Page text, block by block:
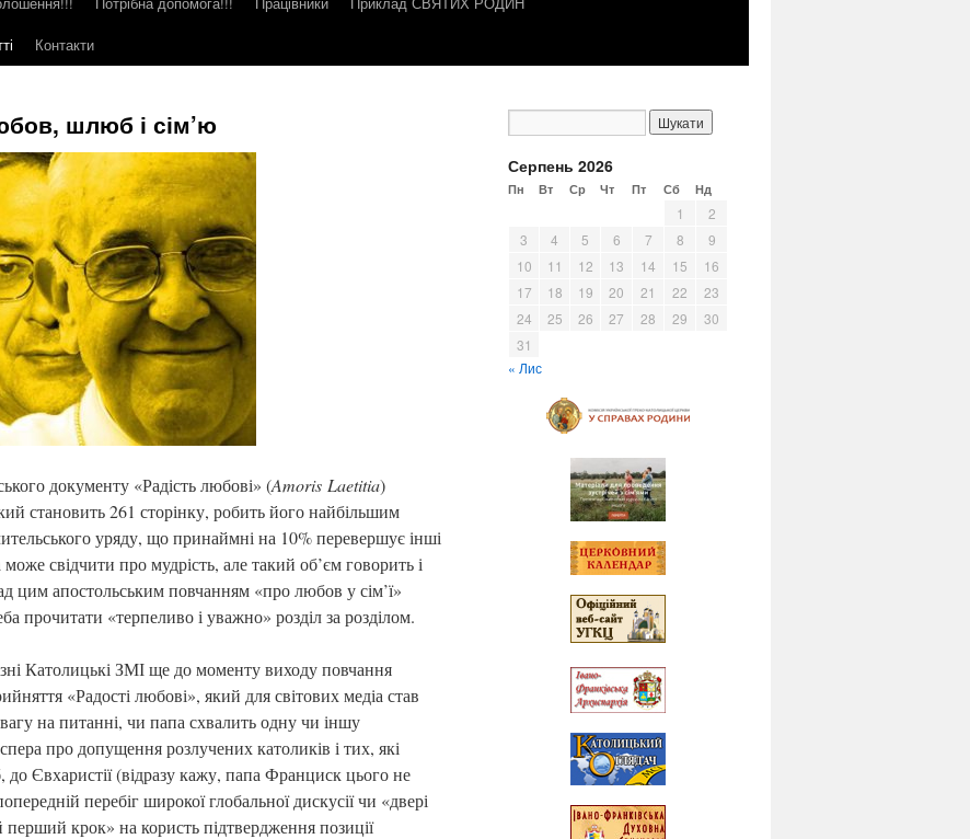
Контакти
шлюб і сім’ю
документу «Радість любові» (Amoris Laetitia)
становить 261 сторінку, робить його найбільшим
уряду, що принаймні на 10% перевершує інші
свідчити про мудрість, але такий об’єм говорить і
цим апостольським повчанням «про любов у сім’ї»
прочитати «терпеливо і уважно» розділ за розділом.
Католицькі ЗМІ ще до моменту виходу повчання
«Радості любові», який для світових медіа став
на питанні, чи папа схвалить одну чи іншу
про допущення розлучених католиків і тих, які
Євхаристії (відразу кажу, папа Франциск цього не
перебіг широкої глобальної дискусії чи «двері
перший крок» на користь підтвердження позиції
Серпень 2026
Пн Вт Ср Чт Пт Сб Нд
1
2
3
4 5 6 7 8
9
10
11 12 13 14 15
16
17
18 19 20 21 22
23
24
25 26 27 28 29
30
31
« Лис